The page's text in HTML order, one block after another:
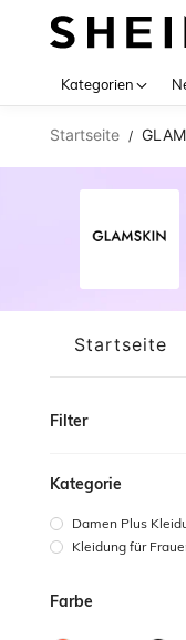
Kategorien
Startseite /
Startseite
Filter
Kategorie
Damen Plus
Kleidung für
Farbe